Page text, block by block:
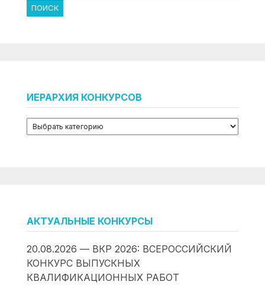
ИЕРАРХИЯ КОНКУРСОВ
АКТУАЛЬНЫЕ КОНКУРСЫ
20.08.2026 — ВКР 2026: ВСЕРОССИЙСКИЙ
КОНКУРС ВЫПУСКНЫХ
КВАЛИФИКАЦИОННЫХ РАБОТ